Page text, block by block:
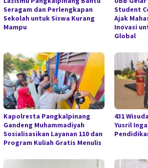
Seragam dan Perlengkapan
Sekolah untuk Siswa Kurang
Mampu
Student
Ajak
Inovasi
Global
Kapolresta Pangkalpinang
Gandeng Muhammadiyah
Sosialisasikan Layanan 110 dan
Program Kuliah Gratis Menulis
431
Yusril